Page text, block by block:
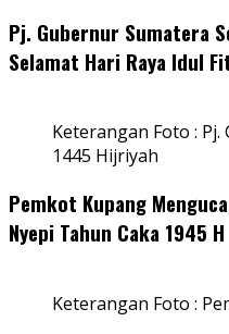
Pj. Gubernur Sumatera
Selamat Hari Raya Idul
Keterangan Foto :
1445 Hijriyah
Pemkot Kupang
Nyepi Tahun Caka 1945 H
Keterangan Foto :